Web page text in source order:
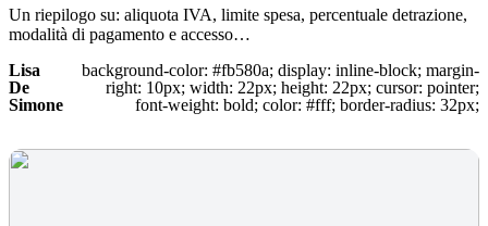
Un riepilogo su: aliquota IVA, limite spesa, percentuale detrazione,
modalità di pagamento e accesso…
Lisa
De
Simone
background-color: #fb580a; display: inline-block; margin-
right: 10px; width: 22px; height: 22px; cursor: pointer;
font-weight: bold; color: #fff; border-radius: 32px;